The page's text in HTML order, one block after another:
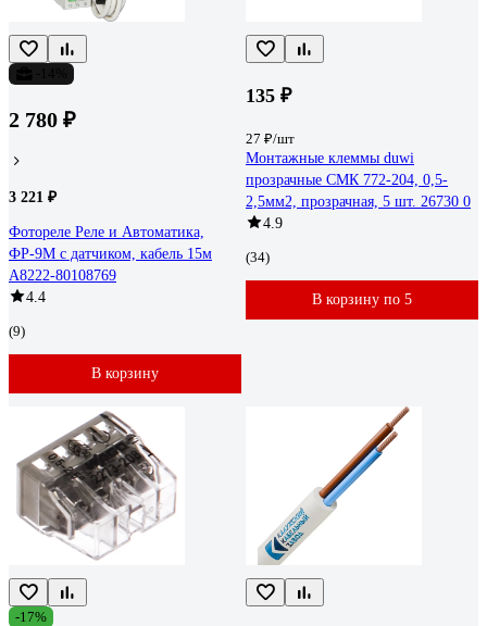
2 780 ₽
3 221 ₽
Фотореле Реле и Автоматика,
ФР-9М с датчиком, кабель 15м
A8222-80108769
4.4
(9)
В корзину
135 ₽
27 ₽/шт
Монтажные клеммы duwi
прозрачные СМК 772-204, 0,5-
2,5мм2, прозрачная, 5 шт. 26730 0
4.9
(34)
В корзину по 5
-17%